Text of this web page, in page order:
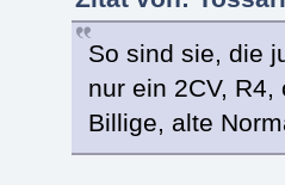
So sind sie, die
nur ein 2CV,
Billige, alte